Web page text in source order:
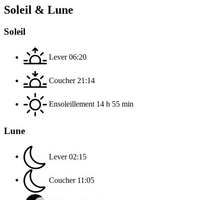
Soleil & Lune
Soleil
Lever 06:20
Coucher 21:14
Ensoleillement 14 h 55 min
Lune
Lever 02:15
Coucher 11:05